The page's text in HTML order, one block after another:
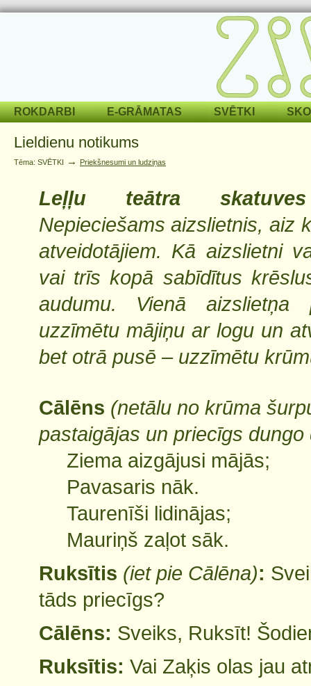
ROKDARBI E-GRĀMATAS SVĒTKI
Lieldienu notikums
Tēma: SVĒTKI → Priekšnesumi un ludziņas
Leļļu teātra skatuves
Nepieciešams aizslietnis, aiz
atveidotājiem. Kā aizslietni
vai trīs kopā sabīdītus
audumu. Vienā aizslietņa
uzzīmētu mājiņu ar logu un
bet otrā pusē – uzzīmētu
Cālēns (netālu no krūma
pastaigājas un priecīgs dungo
Ziema aizgājusi mājās;
Pavasaris nāk.
Taurenīši lidinājas;
Mauriņš zaļot sāk.
Ruksītis (iet pie Cālēna):
tāds priecīgs?
Cālēns: Sveiks, Ruksīt!
Ruksītis: Vai Zaķis olas jau